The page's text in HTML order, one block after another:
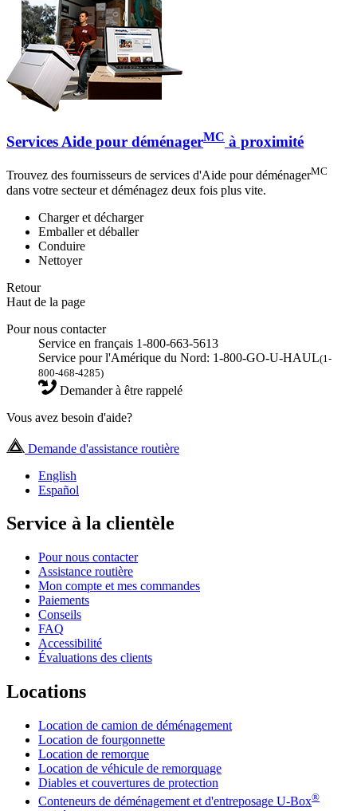
Services Aide pour déménagerMC à proximité
Trouvez des fournisseurs de services d'Aide pour déménagerMC
dans votre secteur et déménagez deux fois plus vite.
Charger et décharger
Emballer et déballer
Conduire
Nettoyer
Retour
Haut de la page
Pour nous contacter
Service en français 1-800-663-5613
Service pour l'Amérique du Nord: 1-800-GO-U-HAUL(1-
800-468-4285)
Demander à être rappelé
Vous avez besoin d'aide?
Demande d'assistance routière
English
Español
Service à la clientèle
Pour nous contacter
Assistance routière
Mon compte et mes commandes
Paiements
Conseils
FAQ
Accessibilité
Évaluations des clients
Locations
Location de camion de déménagement
Location de fourgonnette
Location de remorque
Location de véhicule de remorquage
Diables et couvertures de protection
Conteneurs de déménagement et d'entreposage U-Box®